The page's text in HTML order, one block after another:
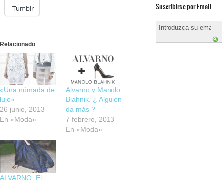
Tumblr
Relacionado
«Una nómada de
lujo»
26 junio, 2013
En «Moda»
Alvarno y Manolo
Blahnik. ¿ Alguien
da más ?
7 febrero, 2013
En «Moda»
ALVARNO: El
Suscribirse por Email